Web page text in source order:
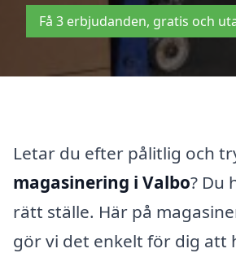
Få 3 erbjudanden, gratis och
Letar du efter pålitlig och
magasinering i Valbo? Du
rätt ställe. Här på
gör vi det enkelt för dig att